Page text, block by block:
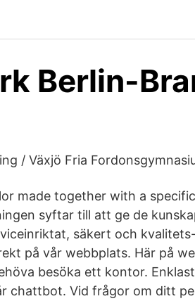
Berlin-
/ Växjö Fria
made together with a
syftar till att ge de
säkert och
på vår webbplats. Här på
besöka ett kontor.
chattbot. Vid frågor om ditt